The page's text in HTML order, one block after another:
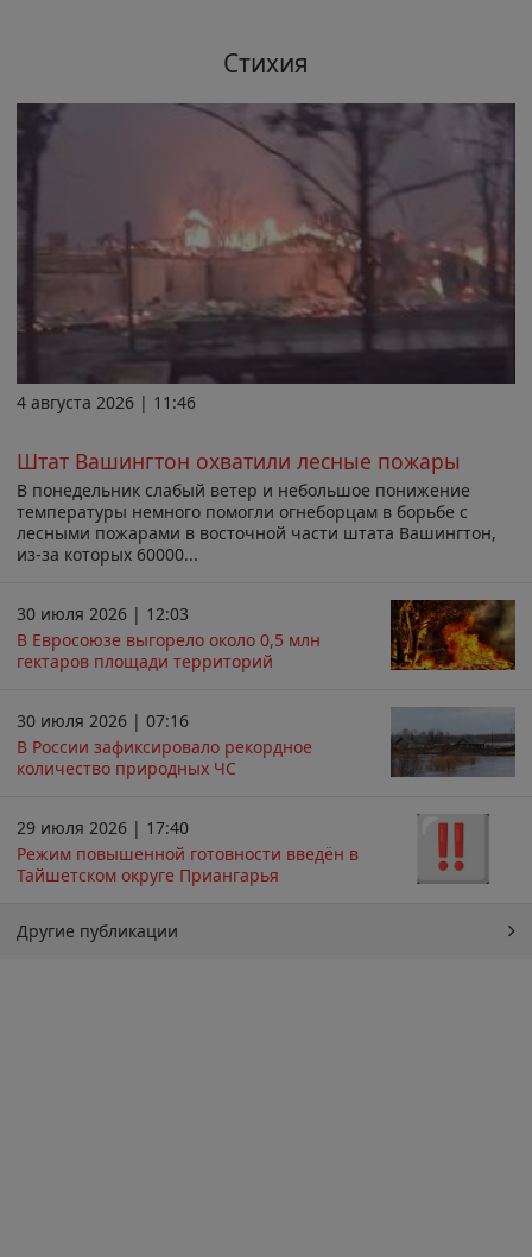
Стихия
4 августа 2026 | 11:46
Штат Вашингтон охватили лесные пожары
В понедельник слабый ветер и небольшое понижение
температуры немного помогли огнеборцам в борьбе с
лесными пожарами в восточной части штата Вашингтон,
из-за которых 60000...
30 июля 2026 | 12:03
В Евросоюзе выгорело около 0,5 млн
гектаров площади территорий
30 июля 2026 | 07:16
В России зафиксировало рекордное
количество природных ЧС
29 июля 2026 | 17:40
Режим повышенной готовности введён в
Тайшетском округе Приангарья
Другие публикации